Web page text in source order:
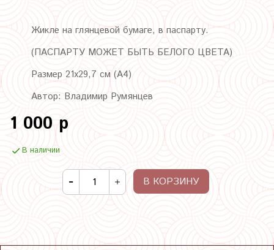
Жикле на глянцевой бумаге, в паспарту.
(ПАСПАРТУ МОЖЕТ БЫТЬ БЕЛОГО ЦВЕТА)
Размер 21х29,7 см (А4)
Автор: Владимир Румянцев
1 000 р
В наличии
В КОРЗИНУ